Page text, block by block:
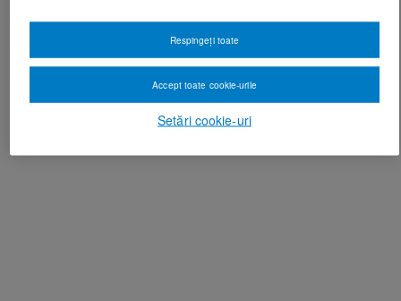
Setări cookie-uri
Respingeți toate
Accept toate cookie-urile